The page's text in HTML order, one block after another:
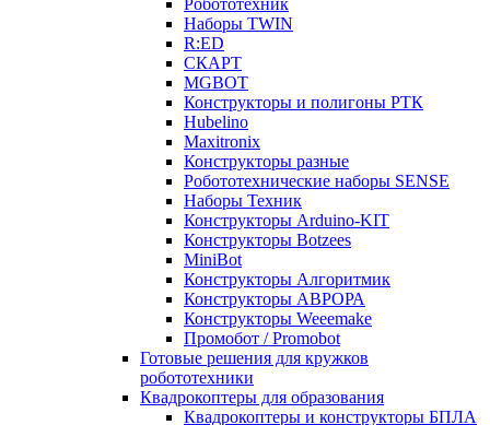
Робототехник
Наборы TWIN
R:ED
СКАРТ
MGBOT
Конструкторы и полигоны РТК
Hubelino
Maxitronix
Конструкторы разные
Робототехнические наборы SENSE
Наборы Техник
Конструкторы Arduino-KIT
Конструкторы Botzees
MiniBot
Конструкторы Алгоритмик
Конструкторы АВРОРА
Конструкторы Weeemake
Промобот / Promobot
Готовые решения для кружков
робототехники
Квадрокоптеры для образования
Квадрокоптеры и конструкторы БПЛА